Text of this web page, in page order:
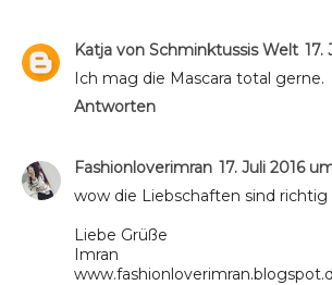
Katja von Schminktussis Welt 17.
Ich mag die Mascara total gerne.
Antworten
Fashionloverimran 17. Juli 2016
wow die Liebschaften sind
Liebe Grüße
Imran